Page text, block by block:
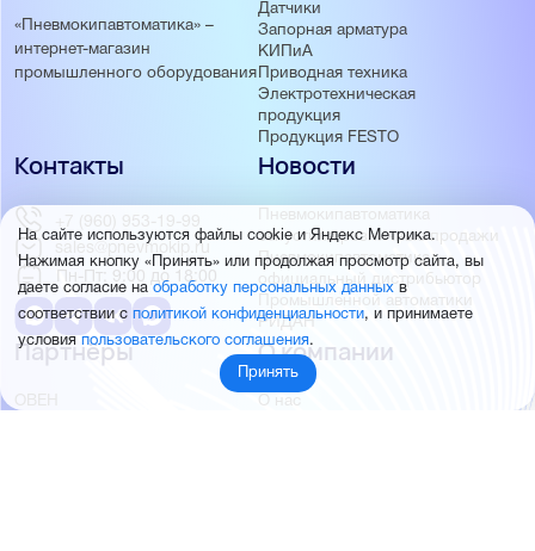
«Пневмокипавтоматика» –
интернет-магазин
промышленного оборудования
Датчики
Запорная арматура
КИПиА
Приводная техника
Электротехническая
продукция
Продукция FESTO
Новости
Пневмокипавтоматика
запустила розничные продажи
Пневмокипавтоматика –
официальный дистрибьютор
Промышленной автоматики
РИДАН
Партнёры
ОВЕН
О компании
О нас
Контакты
+7 (960) 953-19-99
sales@pnevmokip.ru
Пн-Пт: 9:00 до 18:00
На сайте используются файлы cookie и Яндекс Метрика.
Нажимая кнопку «Принять» или продолжая просмотр сайта, вы
даете согласие наобработку персональных данных в
соответствии с политикой конфиденциальности, и принимаете
условия пользовательского соглашения.
Принять